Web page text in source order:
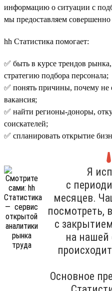
информацию о ситуации с
мы предоставляем совершенно
hh Статистика помогает:
✅ быть в курсе трендов
стратегию подбора персонала;
✅ понять причины, почему не
вакансия;
✅ найти регионы-доноры,
соискателей;
✅ спланировать открытие
Я
с
месяцев.
посмотреть,
с
на нашей
Основное